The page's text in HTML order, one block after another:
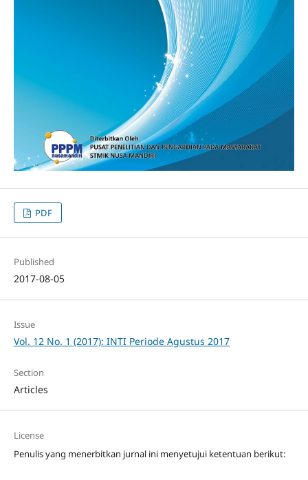
PDF
Published
2017-08-05
Issue
Vol. 12 No. 1 (2017): INTI Periode Agustus 2017
Section
Articles
License
Penulis yang menerbitkan jurnal ini menyetujui ketentuan berikut: